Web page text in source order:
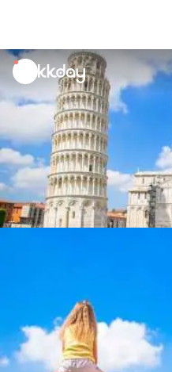
unread
notifications